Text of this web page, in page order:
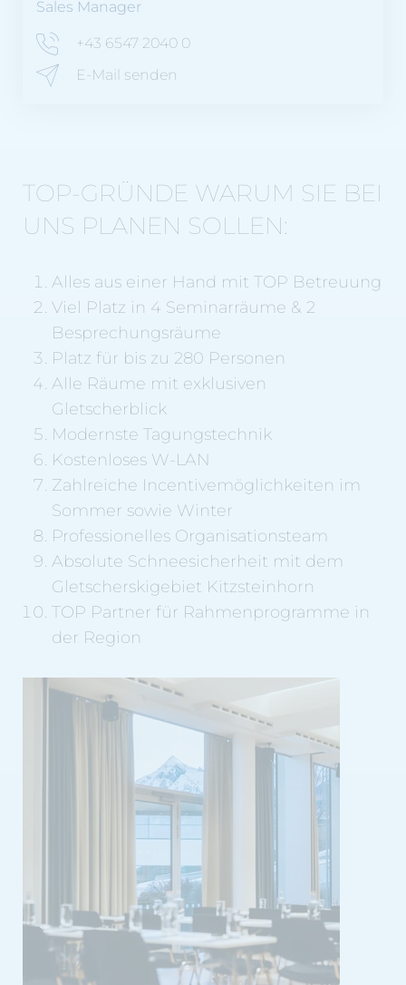
Sales Manager
+43 6547 2040 0
E-Mail senden
TOP-GRÜNDE WARUM SIE BEI
UNS PLANEN SOLLEN:
Alles aus einer Hand mit TOP Betreuung
Viel Platz in 4 Seminarräume & 2
Besprechungsräume
Platz für bis zu 280 Personen
Alle Räume mit exklusiven
Gletscherblick
Modernste Tagungstechnik
Kostenloses W-LAN
Zahlreiche Incentivemöglichkeiten im
Sommer sowie Winter
Professionelles Organisationsteam
Absolute Schneesicherheit mit dem
Gletscherskigebiet Kitzsteinhorn
TOP Partner für Rahmenprogramme in
der Region